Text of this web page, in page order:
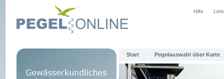
Hilfe
Start Pegelauswahl über Karte